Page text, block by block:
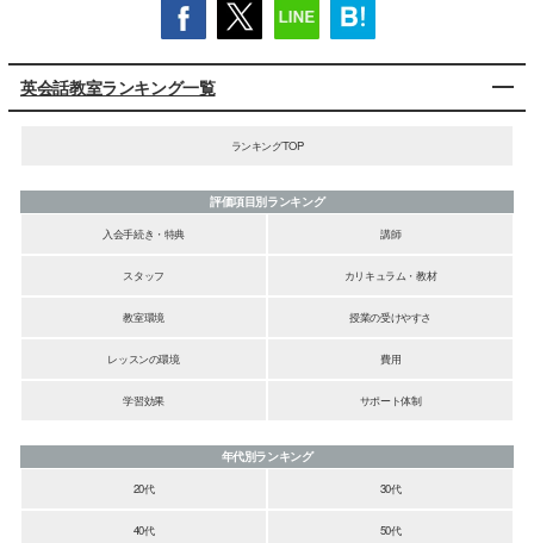
英会話教室ランキング一覧
ランキングTOP
評価項目別ランキング
入会手続き・特典
講師
スタッフ カリキュラム・教材
教室環境 授業の受けやすさ
レッスンの環境 費用
学習効果 サポート体制
年代別ランキング
20代
30代
40代 50代